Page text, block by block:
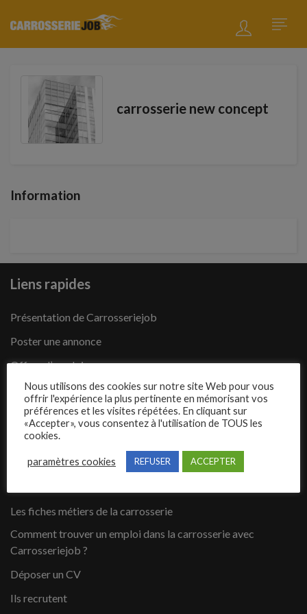
carrosserie new concept
Information
Liens rapides
Présentation de Carrosseriejob
Poster une annonce
Offres d’emploi
Questions fréquentes
Blog
Contact
Les fiches métiers de la carrosserie
Comment trouver un emploi dans la carrosserie avec
Carrosseriejob ?
Déposer un CV
Ils recrutent
Nous utilisons des cookies sur notre site Web pour vous
offrir l'expérience la plus pertinente en mémorisant vos
préférences et les visites répétées. En cliquant sur
«Accepter», vous consentez à l'utilisation de TOUS les
cookies.
paramètres cookies REFUSER ACCEPTER